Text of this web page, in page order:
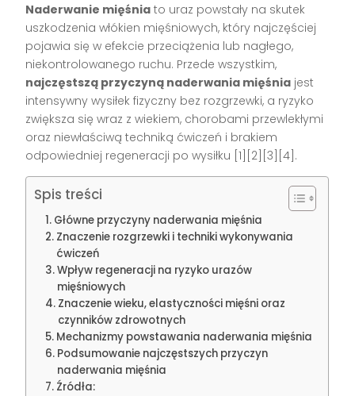
Naderwanie mięśnia to uraz powstały na skutek
uszkodzenia włókien mięśniowych, który najczęściej
pojawia się w efekcie przeciążenia lub nagłego,
niekontrolowanego ruchu. Przede wszystkim,
najczęstszą przyczyną naderwania mięśnia jest
intensywny wysiłek fizyczny bez rozgrzewki, a ryzyko
zwiększa się wraz z wiekiem, chorobami przewlekłymi
oraz niewłaściwą techniką ćwiczeń i brakiem
odpowiedniej regeneracji po wysiłku [1][2][3][4] .
Spis treści
Główne przyczyny naderwania mięśnia
Znaczenie rozgrzewki i techniki wykonywania
ćwiczeń
Wpływ regeneracji na ryzyko urazów
mięśniowych
Znaczenie wieku, elastyczności mięśni oraz
czynników zdrowotnych
Mechanizmy powstawania naderwania mięśnia
Podsumowanie najczęstszych przyczyn
naderwania mięśnia
Źródła: